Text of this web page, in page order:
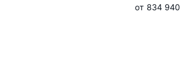
от 834 940